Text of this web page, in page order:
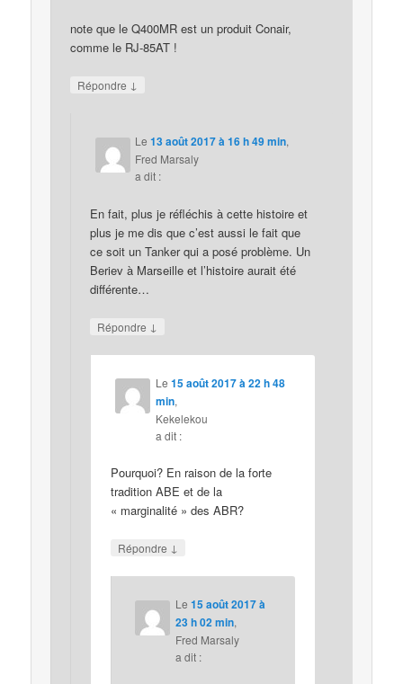
note que le Q400MR est un produit Conair,
comme le RJ-85AT !
Répondre ↓
Le13 août 2017 à 16 h 49 min,
Fred Marsaly
a dit :
En fait, plus je réfléchis à cette histoire et
plus je me dis que c’est aussi le fait que
ce soit un Tanker qui a posé problème. Un
Beriev à Marseille et l’histoire aurait été
différente…
Répondre ↓
Le 15 août 2017 à 22 h 48
min,
Kekelekou
a dit :
Pourquoi? En raison de la forte
tradition ABE et de la
« marginalité » des ABR?
Répondre ↓
Le 15 août 2017 à
23 h 02 min,
Fred Marsaly
a dit :